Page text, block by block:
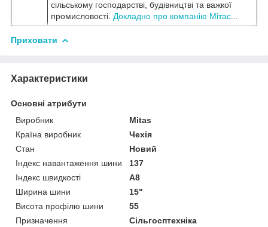
сільському господарстві, будівництві та важкої
промисловості. Докладно про компанію Мітас
Приховати
Характеристики
Основні атрибути
Виробник
Mitas
Країна виробник
Чехія
Стан
Новий
Індекс навантаження шини
137
Індекс швидкості
A8
Ширина шини
15"
Висота профілю шини
55
Призначення
Сільгосптехніка